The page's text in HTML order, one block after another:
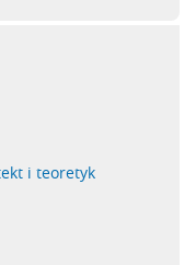
i teoretyk